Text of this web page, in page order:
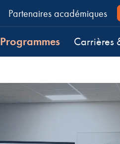
Partenaires académiques
Programmes Carrières